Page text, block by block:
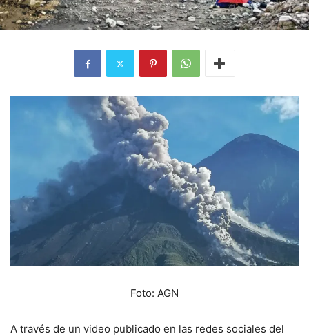
Foto: AGN
A través de un video publicado en las redes sociales del